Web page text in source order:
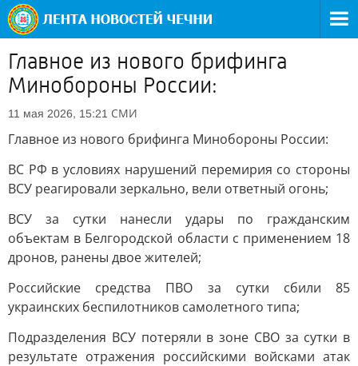
Главное из нового брифинга
Минобороны России:
11 мая 2026, 15:21 СМИ
Главное из нового брифинга Минобороны России:
ВС РФ в условиях нарушений перемирия со стороны
ВСУ реагировали зеркально, вели ответный огонь;
ВСУ за сутки нанесли удары по гражданским
объектам в Белгородской области с применением 18
дронов, ранены двое жителей;
Российские средства ПВО за сутки сбили 85
украинских беспилотников самолетного типа;
Подразделения ВСУ потеряли в зоне СВО за сутки в
результате отражения российскими войсками атак